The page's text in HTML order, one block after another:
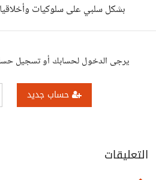
بشكل سلبي على سلوكيات
يرجى الدخول لحسابك أو تسجيل
حساب جديد
التعليقات